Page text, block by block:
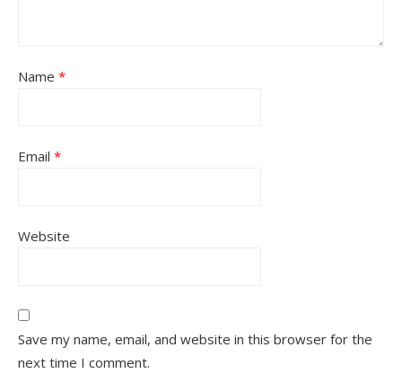
Name *
Email *
Website
Save my name, email, and website in this browser for the
next time I comment.